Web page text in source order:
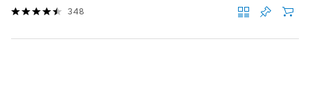
348